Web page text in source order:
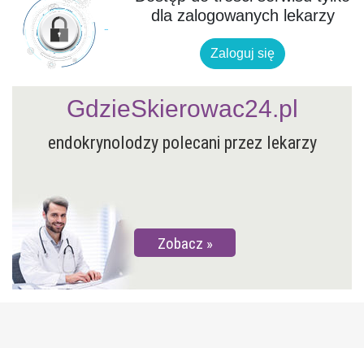
dla zalogowanych lekarzy
Zaloguj się
endokrynolodzy polecani przez lekarzy
Zobacz
GdzieSkierowac24.pl